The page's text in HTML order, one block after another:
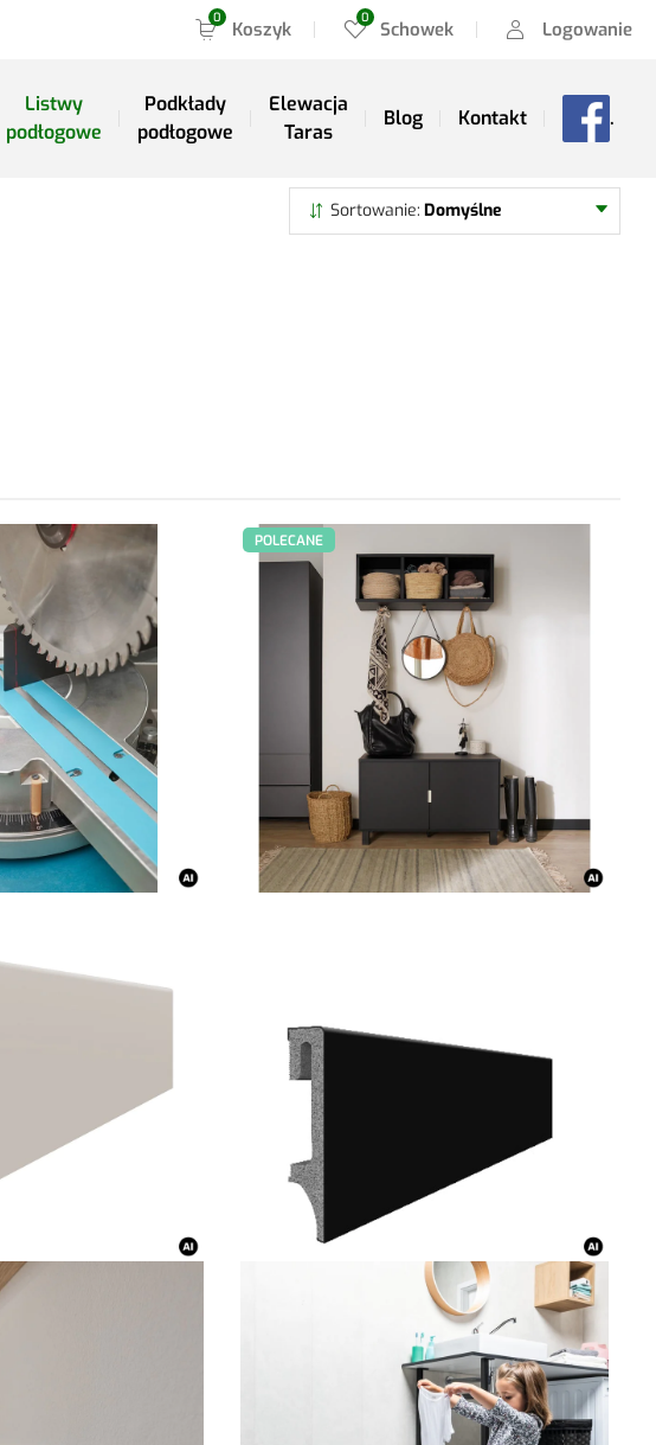
Koszyk Schowek Logowanie
Listwy
podłogowe
Podkłady
podłogowe
Elewacja
Taras
Blog Kontakt .
Sortowanie Domyślne
POLECANE